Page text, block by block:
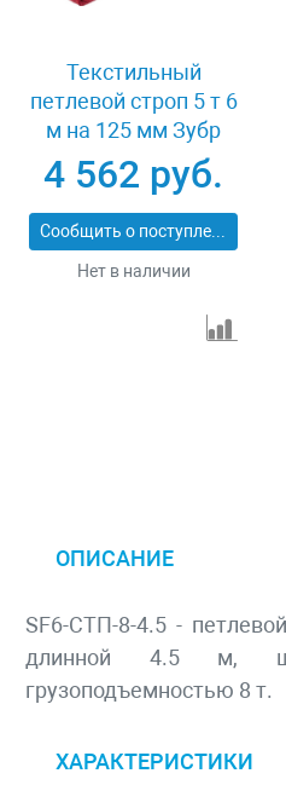
Текстильный
петлевой строп 5 т 6
м на 125 мм Зубр
43555-5-6
4 562 руб.
Сообщить о поступлении
Нет в наличии
ОПИСАНИЕ
SF6-СТП-8-4.5 -
длинной 4.5 м,
грузоподъемностью 8 т.
ХАРАКТЕРИСТИКИ